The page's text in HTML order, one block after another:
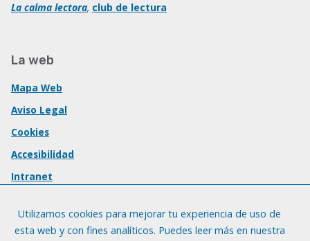
La calma lectora, club de lectura
La web
Mapa Web
Aviso Legal
Cookies
Accesibilidad
Intranet
Utilizamos cookies para mejorar tu experiencia de uso de
esta web y con fines analíticos. Puedes leer más en nuestra